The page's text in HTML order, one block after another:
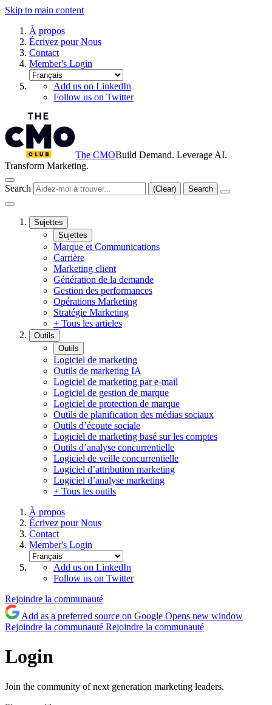
Skip to main content
À propos
Écrivez pour Nous
Contact
Member's Login
Add us on LinkedIn
Follow us on Twitter
The CMOBuild Demand. Leverage AI.
Transform Marketing.
Search (Clear) Search
Sujettes
Sujettes
Marque et Communications
Carrière
Marketing client
Génération de la demande
Gestion des performances
Opérations Marketing
Stratégie Marketing
+ Tous les articles
Outils
Outils
Logiciel de marketing
Outils de marketing IA
Logiciel de marketing par e-mail
Logiciel de gestion de marque
Logiciel de protection de marque
Outils de planification des médias sociaux
Outils d’écoute sociale
Logiciel de marketing basé sur les comptes
Outils d’analyse concurrentielle
Logiciel de veille concurrentielle
Logiciel d’attribution marketing
Logiciel d’analyse marketing
+ Tous les outils
À propos
Écrivez pour Nous
Contact
Member's Login
Add us on LinkedIn
Follow us on Twitter
Rejoindre la communauté
Add as a preferred source on Google Opens new window
Rejoindre la communauté Rejoindre la communauté
Login
Join the community of next generation marketing leaders.